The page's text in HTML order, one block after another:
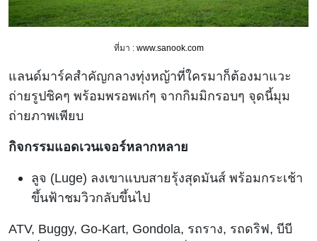
ที่มา : www.sanook.com
แลนด์มาร์คสำคัญกลางทุ่งหญ้าที่ใครมาก็ต้องมาแวะ
ถ่ายรูปชิคๆ พร้อมพรอพเก๋ๆ จากกิมมิกรอบๆ จุดนี้มุม
ถ่ายภาพเพียบ
กิจกรรมแอดเวนเจอร์หลากหลาย
ลูจ (Luge) ลงเขาแบบสายรุ้งสุดมันส์ พร้อมกระเช้า
ขึ้นฟ้าชมวิวกลับขึ้นไป
ATV, Buggy, Go-Kart, Gondola, รถราง, รถดริฟ, บีบี